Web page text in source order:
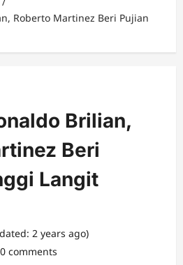
Roberto Martinez Beri Pujian
Brilian,
Beri
Langit
2 years ago)
0 comments